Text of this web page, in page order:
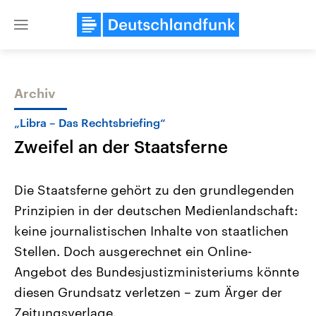
Close
Themen
Landtagswahl Sachsen-Anhalt
2026
Alle Informationen
Sachsen-Anhalt wählt am 6.
September 2026 einen neuen
Bundesland von einer Koalition aus
USA
Aktuelle Beiträge,
Hintergründe
Wirtschaftlich und
gehören die Vereinigten
den mächtigsten Ländern
Archiv
„Libra – Das Rechtsbriefing“
Zweifel an der Staatsferne
Die Staatsferne gehört zu den grundlegenden
Prinzipien in der deutschen Medienlandschaft:
keine journalistischen Inhalte von staatlichen
Stellen. Doch ausgerechnet ein Online-
Angebot des Bundesjustizministeriums könnte
diesen Grundsatz verletzen – zum Ärger der
Zeitungsverlage.